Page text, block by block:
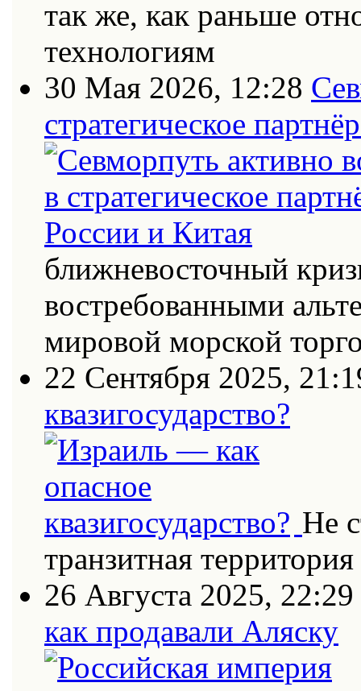
так же, как раньше
технологиям
30 Мая 2026, 12:28
стратегическое
ближневосточный
востребованными
мировой морской
22 Сентября 2025,
квазигосударство?
Не
транзитная территория
26 Августа 2025, 22:29
как продавали Аляску